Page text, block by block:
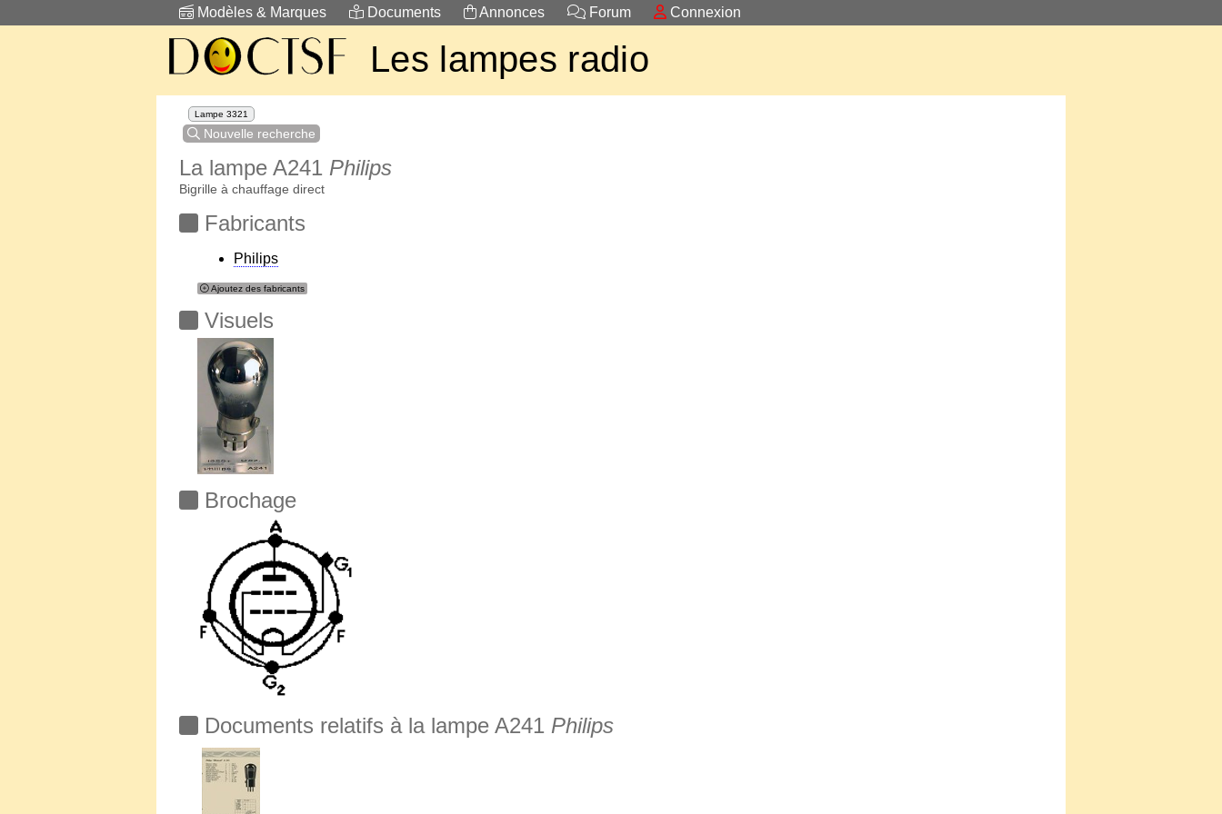
Modèles & Marques Documents Annonces Forum Connexion
Les lampes radio
Lampe 3321
Nouvelle recherche
La lampe A241 Philips
Bigrille à chauffage direct
Fabricants
Philips
Ajoutez des fabricants
Visuels
Brochage
Documents relatifs à la lampe A241 Philips